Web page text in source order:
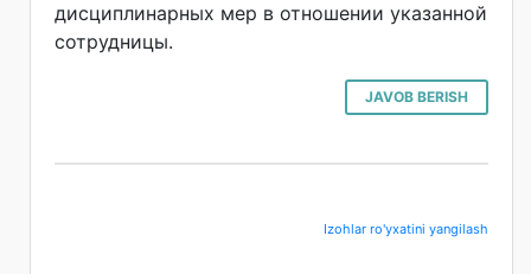
дисциплинарных мер в отношении указанной
сотрудницы.
JAVOB BERISH
Izohlar ro'yxatini yangilash